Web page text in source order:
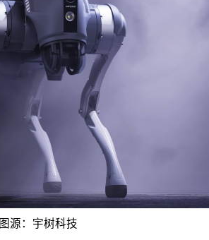
图源：宇树科技